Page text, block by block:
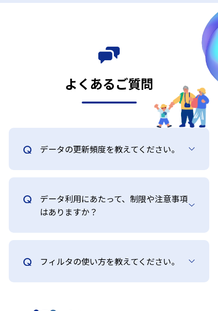
よくあるご質問
データの更新頻度を教えてください。
データ利用にあたって、制限や注意事項
はありますか？
フィルタの使い方を教えてください。